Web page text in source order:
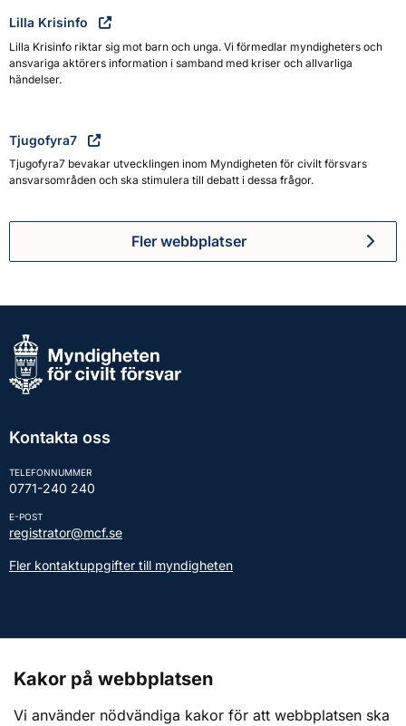
Lilla Krisinfo
Lilla Krisinfo riktar sig mot barn och unga. Vi förmedlar myndigheters och
ansvariga aktörers information i samband med kriser och allvarliga
händelser.
Tjugofyra7
Tjugofyra7 bevakar utvecklingen inom Myndigheten för civilt försvars
ansvarsområden och ska stimulera till debatt i dessa frågor.
Fler webbplatser
Kontakta oss
TELEFONNUMMER
0771-240 240
E-POST
registrator@mcf.se
Fler kontaktuppgifter till myndigheten
Webbplatsen
Kakor på webbplatsen
Vi använder nödvändiga kakor för att webbplatsen ska